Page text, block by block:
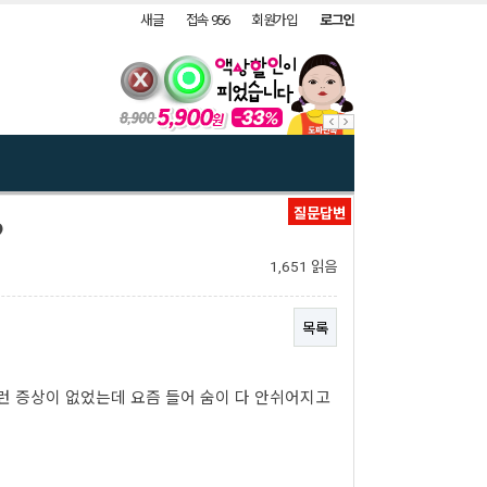
새글 접속 956 회원가입 로그인
질문답변
1,651 읽음
목록
증상이 없었는데 요즘 들어 숨이 다 안쉬어지고